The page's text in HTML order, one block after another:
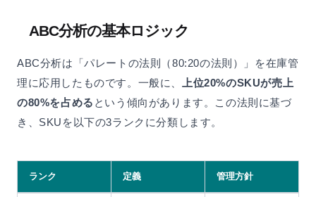
ABC分析の基本ロジック
ABC分析は「パレートの法則（80:20の法則）」を在庫管
理に応用したものです。一般に、
上位20%のSKUが売上
の80%を占める という傾向があります。この法則に基づ
き、SKUを以下の3ランクに分類します。
ランク 定義 管理方針